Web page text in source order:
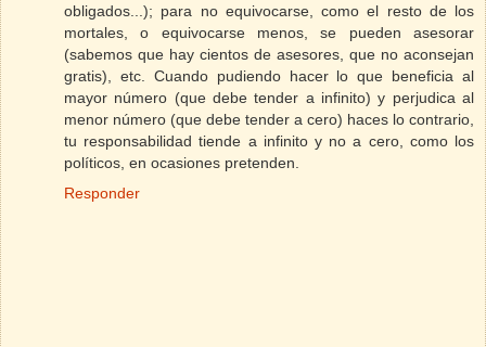
obligados...); para no equivocarse, como el resto de los
mortales, o equivocarse menos, se pueden asesorar
(sabemos que hay cientos de asesores, que no aconsejan
gratis), etc. Cuando pudiendo hacer lo que beneficia al
mayor número (que debe tender a infinito) y perjudica al
menor número (que debe tender a cero) haces lo contrario,
tu responsabilidad tiende a infinito y no a cero, como los
políticos, en ocasiones pretenden.
Responder